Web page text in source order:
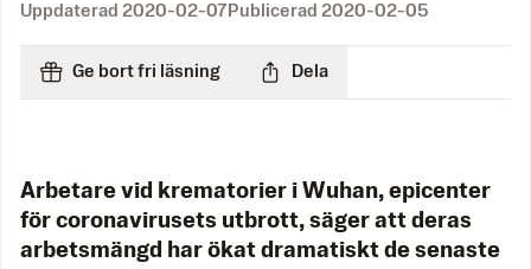
Uppdaterad 2020-02-07 Publicerad 2020-02-05
Ge bort fri läsning Dela
Arbetare vid krematorier i Wuhan, epicenter
för coronavirusets utbrott, säger att deras
arbetsmängd har ökat dramatiskt de senaste